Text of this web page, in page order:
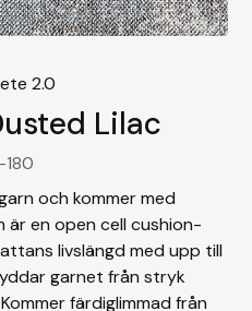
2.0
Lilac
och kommer med
är en open cell cushion-
livslängd med upp till
garnet från stryk
färdiglimmad från